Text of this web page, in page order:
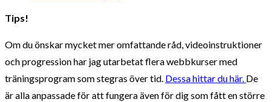
Tips!
Om du önskar mycket mer omfattande råd, videoinstruktioner
och progression har jag utarbetat flera webbkurser med
träningsprogram som stegras över tid. Dessa hittar du här. De
är alla anpassade för att fungera även för dig som fått en större